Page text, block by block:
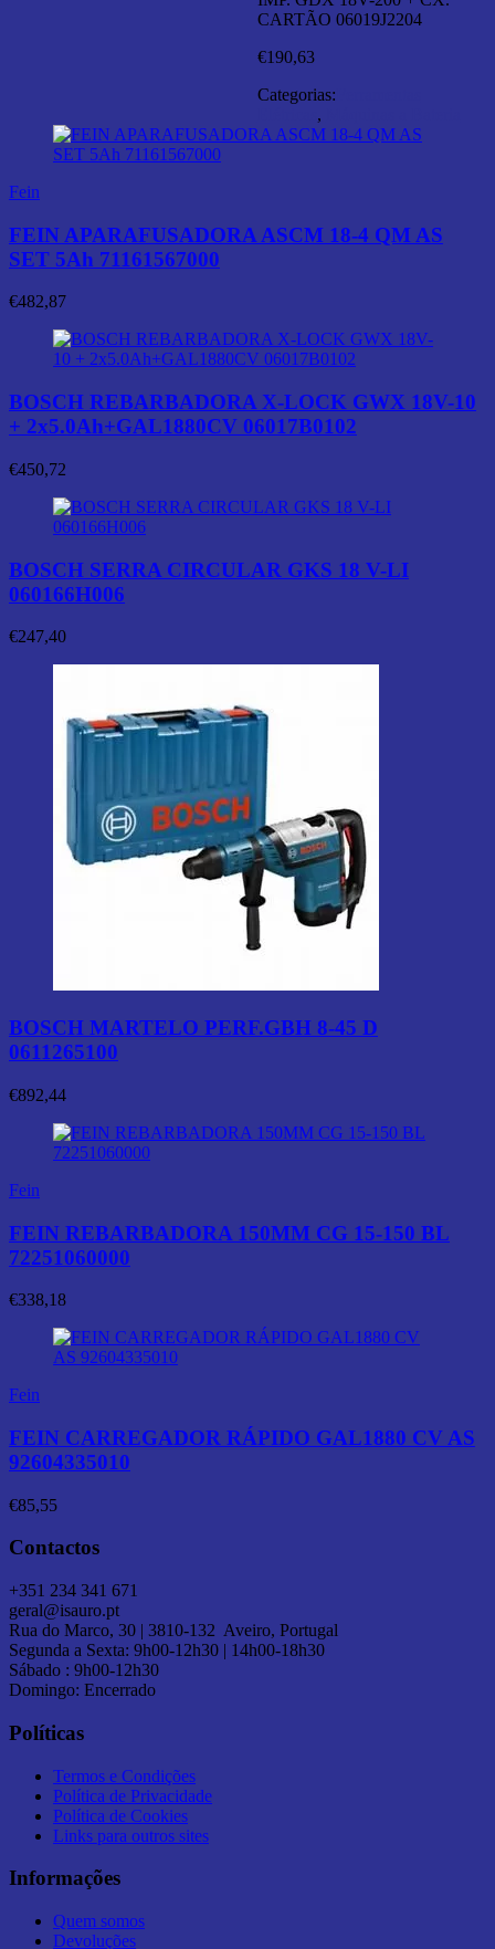
CARTÃO 06019J2204
€190,63
Categorias:
,
Fein
FEIN APARAFUSADORA ASCM 18-4 QM AS
SET 5Ah 71161567000
€482,87
BOSCH REBARBADORA X-LOCK GWX 18V-10
+ 2x5.0Ah+GAL1880CV 06017B0102
€450,72
BOSCH SERRA CIRCULAR GKS 18 V-LI
060166H006
€247,40
BOSCH MARTELO PERF.GBH 8-45 D
0611265100
€892,44
Fein
FEIN REBARBADORA 150MM CG 15-150 BL
72251060000
€338,18
Fein
FEIN CARREGADOR RÁPIDO GAL1880 CV AS
92604335010
€85,55
Contactos
+351 234 341 671
geral@isauro.pt
Rua do Marco, 30 | 3810-132 Aveiro, Portugal
Segunda a Sexta: 9h00-12h30 | 14h00-18h30
Sábado : 9h00-12h30
Domingo: Encerrado
Políticas
Termos e Condições
Política de Privacidade
Política de Cookies
Links para outros sites
Informações
Quem somos
Devoluções